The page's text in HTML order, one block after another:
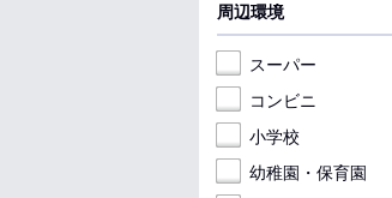
周辺環境
スーパー
コンビニ
小学校
幼稚園・保育園